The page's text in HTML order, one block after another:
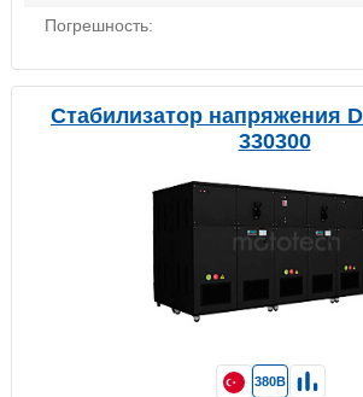
Погрешность:
Стабилизатор напряжения
330300
380В